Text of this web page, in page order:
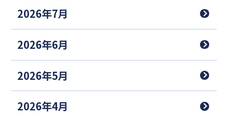
2026年7月
2026年6月
2026年5月
2026年4月